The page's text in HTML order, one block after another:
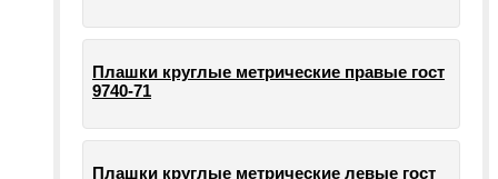
Плашки круглые метрические правые гост
9740-71
Плашки круглые метрические левые гост